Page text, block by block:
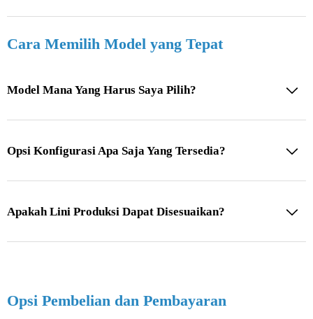
Cara Memilih Model yang Tepat
Model Mana Yang Harus Saya Pilih?
Opsi Konfigurasi Apa Saja Yang Tersedia?
Apakah Lini Produksi Dapat Disesuaikan?
Opsi Pembelian dan Pembayaran